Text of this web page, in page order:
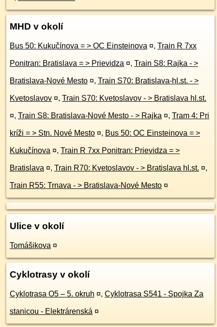
MHD v okolí
Bus 50: Kukučínova = > OC Einsteinova ¤, Train R 7xx
Ponitran: Bratislava = > Prievidza ¤, Train S8: Rajka - >
Bratislava-Nové Mesto ¤, Train S70: Bratislava-hl.st. - >
Kvetoslavov ¤, Train S70: Kvetoslavov - > Bratislava hl.st.
¤, Train S8: Bratislava-Nové Mesto - > Rajka ¤, Tram 4: Pri
kríži = > Stn. Nové Mesto ¤, Bus 50: OC Einsteinova = >
Kukučínova ¤, Train R 7xx Ponitran: Prievidza = >
Bratislava ¤, Train R70: Kvetoslavov - > Bratislava hl.st. ¤,
Train R55: Trnava - > Bratislava-Nové Mesto ¤
Ulice v okolí
Tomášikova ¤
Cyklotrasy v okolí
Cyklotrasa O5 – 5. okruh ¤, Cyklotrasa S541 - Spojka Za
stanicou - Elektrárenská ¤